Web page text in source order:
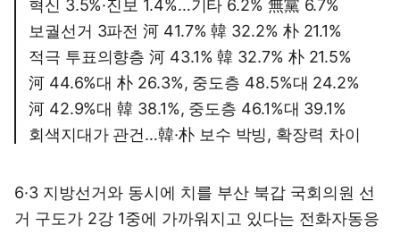
혁신 3.5%·진보 1.4%…기타 6.2% 無黨 6.7%
보궐선거 3파전 河 41.7% 韓 32.2% 朴 21.1%
적극 투표의향층 河 43.1% 韓 32.7% 朴 21.5%
河 44.6%대 朴 26.3%, 중도층 48.5%대 24.2%
河 42.9%대 韓 38.1%, 중도층 46.1%대 39.1%
회색지대가 관건…韓·朴 보수 박빙, 확장력 차이
6·3 지방선거와 동시에 치를 부산 북갑 국회의원 선
거 구도가 2강 1중에 가까워지고 있다는 전화자동응